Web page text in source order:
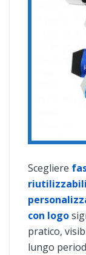
Scegliere
riutilizzabili
con logo
pratico,
lungo